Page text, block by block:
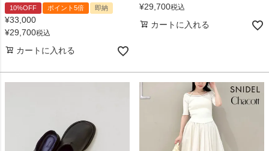
10%OFF ポイント5倍 即納
¥33,000
¥29,700税込
カートに入れる
¥29,700税込
カートに入れる